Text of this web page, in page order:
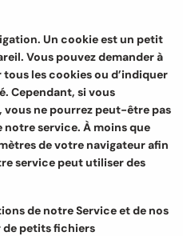
Un cookie est un petit
Vous pouvez demander à
les cookies ou d’indiquer
Cependant, si vous
vous ne pourrez peut-être pas
service. À moins que
de votre navigateur afin
service peut utiliser des
de notre Service et de nos
petits fichiers